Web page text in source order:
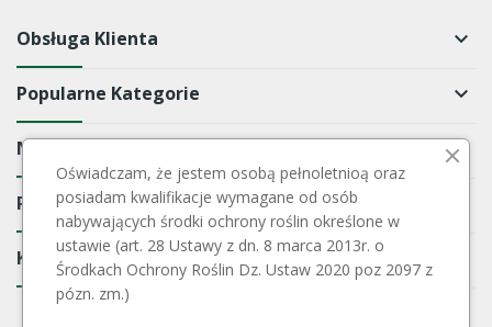
Obsługa Klienta keyboard_arrow_down
Popularne Kategorie keyboard_arrow_down
Newsletter keyboard_arrow_down
Rejestr Przedsiębiorców
Kontakt
Oświadczam, że jestem osobą pełnoletnioą oraz
posiadam kwalifikacje wymagane od osób
nabywających środki ochrony roślin określone w
ustawie (art. 28 Ustawy z dn. 8 marca 2013r. o
Środkach Ochrony Roślin Dz. Ustaw 2020 poz 2097 z
pózn. zm.)